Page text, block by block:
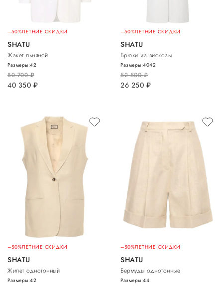
–50%ЛЕТНИЕ СКИДКИ
SHATU
Жакет льняной
80 700руб.
40 350 руб.
Размеры:42
–50%ЛЕТНИЕ СКИДКИ
SHATU
Брюки из вискозы
52 500руб.
26 250 руб.
Размеры:4042
–50%ЛЕТНИЕ СКИДКИ
SHATU
Жилет однотонный
Размеры:42
–50%ЛЕТНИЕ СКИДКИ
SHATU
Бермуды однотонные
Размеры:44